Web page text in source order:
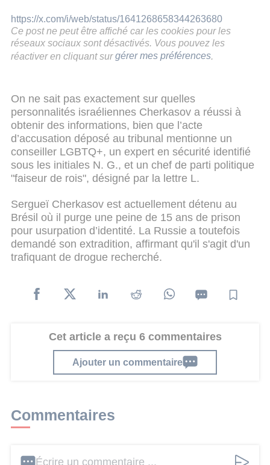
https://x.com/i/web/status/1641268658344263680
Ce post ne peut être affiché car les cookies pour les
réseaux sociaux sont désactivés. Vous pouvez les
réactiver en cliquant sur gérer mes préférences
On ne sait pas exactement sur quelles
personnalités israéliennes Cherkasov a réussi à
obtenir des informations, bien que l’acte
d’accusation déposé au tribunal mentionne un
conseiller LGBTQ+, un expert en sécurité identifié
sous les initiales N. G., et un chef de parti politique
"faiseur de rois", désigné par la lettre L.
Sergueï Cherkasov est actuellement détenu au
Brésil où il purge une peine de 15 ans de prison
pour usurpation d’identité. La Russie a toutefois
demandé son extradition, affirmant qu'il s'agit d'un
trafiquant de drogue recherché.
Cet article a reçu 6 commentaires
Ajouter un commentaire
Commentaires
Écrire un commentaire ...